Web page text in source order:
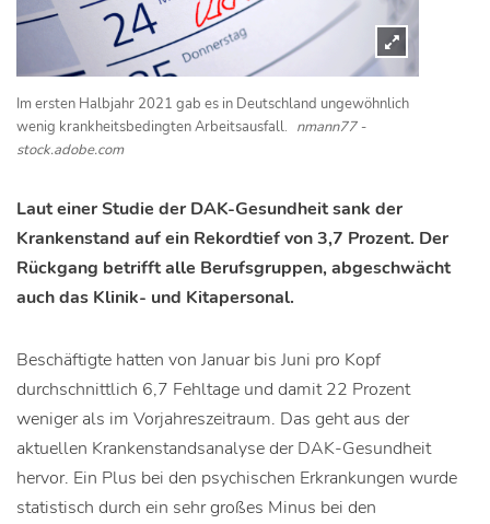
Im ersten Halbjahr 2021 gab es in Deutschland ungewöhnlich
wenig krankheitsbedingten Arbeitsausfall. nmann77 -
stock.adobe.com
Laut einer Studie der DAK-Gesundheit sank der
Krankenstand auf ein Rekordtief von 3,7 Prozent. Der
Rückgang betrifft alle Berufsgruppen, abgeschwächt
auch das Klinik- und Kitapersonal.
Beschäftigte hatten von Januar bis Juni pro Kopf
durchschnittlich 6,7 Fehltage und damit 22 Prozent
weniger als im Vorjahreszeitraum. Das geht aus der
aktuellen Krankenstandsanalyse der DAK-Gesundheit
hervor. Ein Plus bei den psychischen Erkrankungen wurde
statistisch durch ein sehr großes Minus bei den